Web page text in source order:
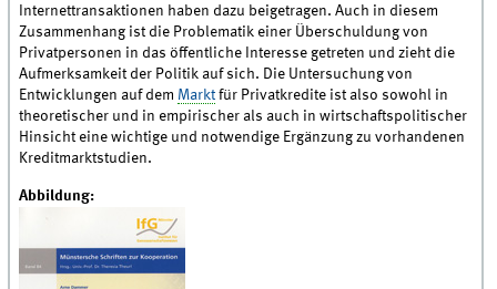
Internettransaktionen haben dazu beigetragen. Auch in diesem
Zusammenhang ist die Problematik einer Überschuldung von
Privatpersonen in das öffentliche Interesse getreten und zieht die
Aufmerksamkeit der Politik auf sich. Die Untersuchung von
Entwicklungen auf dem Markt für Privatkredite ist also sowohl in
theoretischer und in empirischer als auch in wirtschaftspolitischer
Hinsicht eine wichtige und notwendige Ergänzung zu vorhandenen
Kreditmarktstudien.
Abbildung: